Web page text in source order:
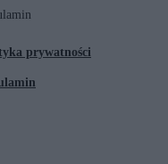
prywatności